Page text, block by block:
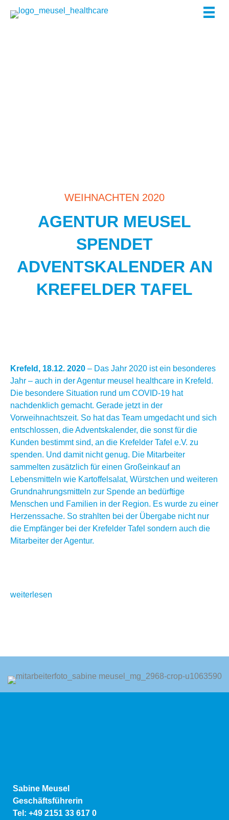
Inhalt
WEIHNACHTEN 2020
AGENTUR MEUSEL
SPENDET
ADVENTSKALENDER AN
KREFELDER TAFEL
Krefeld, 18.12. 2020 – Das Jahr 2020 ist ein besonderes
Jahr – auch in der Agentur meusel healthcare in Krefeld.
Die besondere Situation rund um COVID-19 hat
nachdenklich gemacht. Gerade jetzt in der
Vorweihnachtszeit. So hat das Team umgedacht und sich
entschlossen, die Adventskalender, die sonst für die
Kunden bestimmt sind, an die Krefelder Tafel e.V. zu
spenden. Und damit nicht genug. Die Mitarbeiter
sammelten zusätzlich für einen Großeinkauf an
Lebensmitteln wie Kartoffelsalat, Würstchen und weiteren
Grundnahrungsmitteln zur Spende an bedürftige
Menschen und Familien in der Region. Es wurde zu einer
Herzenssache. So strahlten bei der Übergabe nicht nur
die Empfänger bei der Krefelder Tafel sondern auch die
Mitarbeiter der Agentur.
weiterlesen
Sabine Meusel
Geschäftsführerin
Tel: +49 2151 33 617 0